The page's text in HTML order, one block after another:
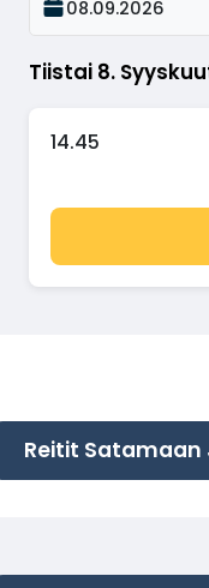
Tiistai 8.
08.09.2026
14.45
Reitit Satamaan